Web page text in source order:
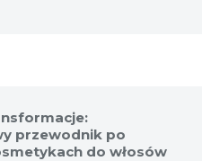
przewodnik po
do włosów